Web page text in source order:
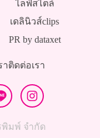
ไลฟ์สไตล์
เดลินิวส์clips
PR by dataxet
าติดต่อเรา
พิมพ์ จำกัด